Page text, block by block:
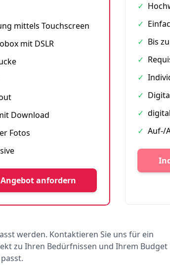
mittels Touchscreen
mit DSLR
Download
Fotos
anfordern
✓
✓
✓ Bis
✓
✓
✓
✓
✓ Auf-/
werden. Kontaktieren Sie uns für ein
zu Ihren Bedürfnissen und Ihrem Budget
passt.